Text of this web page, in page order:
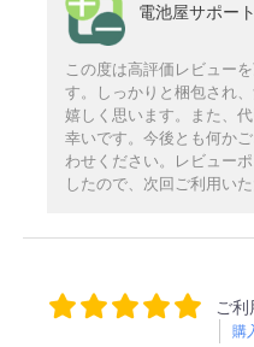
電池屋サポート
この度は高評価レビュー
す。しっかりと梱包され
嬉しく思います。また、
幸いです。今後とも何か
わせください。レビュー
したので、次回ご利用い
ご利
購